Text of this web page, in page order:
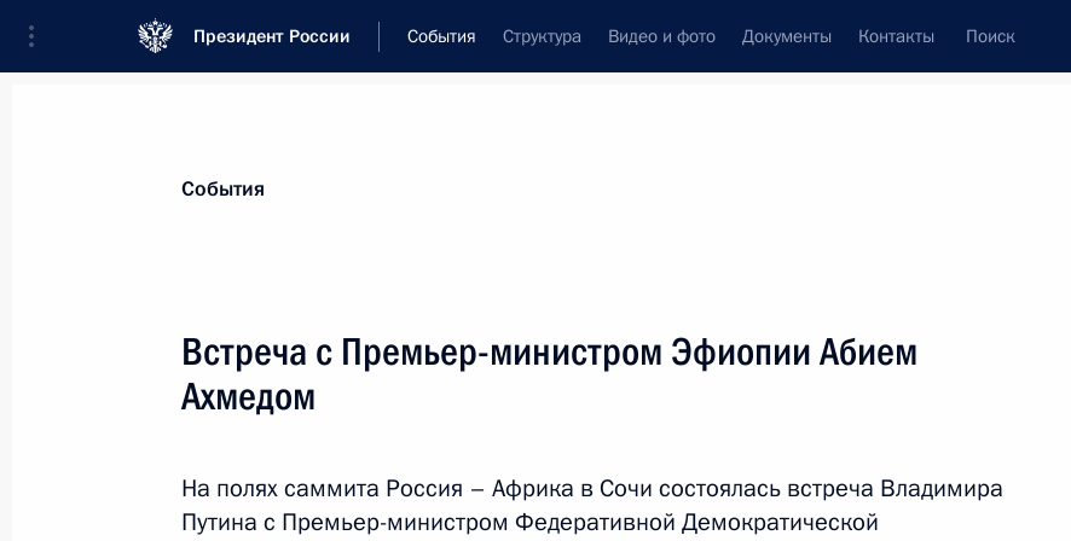
Президент России События Структура Видео и фото Документы Контакты Поиск
Новости
30 октября Владимир Путин посетит Будапешт
События
Встреча с Премьер-министром Эфиопии Абием
Ахмедом
На полях саммита Россия – Африка в Сочи состоялась встреча Владимира
Путина с Премьер-министром Федеративной Демократической